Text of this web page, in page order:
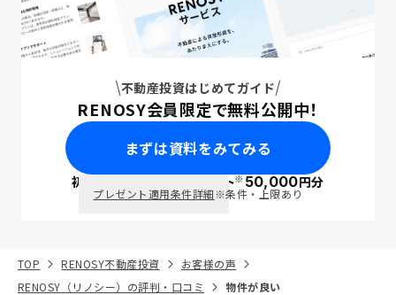
不動産投資はじめてガイド
RENOSY会員限定で無料公開中！
まずは資料をみてみる
初回面談で ポイント※50,000円分
プレゼント適用条件詳細※条件・上限あり
TOP RENOSY不動産投資
お客様の声
RENOSY（リノシー）の評判・口コミ
物件が良い